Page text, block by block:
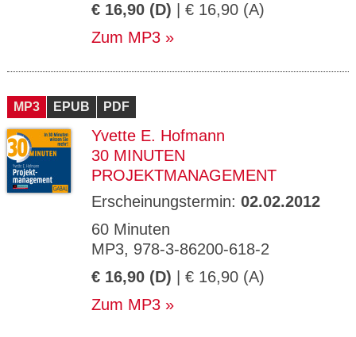
€ 16,90 (D) | € 16,90 (A)
Zum MP3
MP3 EPUB PDF
Yvette E. Hofmann
30 MINUTEN
PROJEKTMANAGEMENT
Erscheinungstermin: 02.02.2012
60 Minuten
MP3, 978-3-86200-618-2
€ 16,90 (D) | € 16,90 (A)
Zum MP3